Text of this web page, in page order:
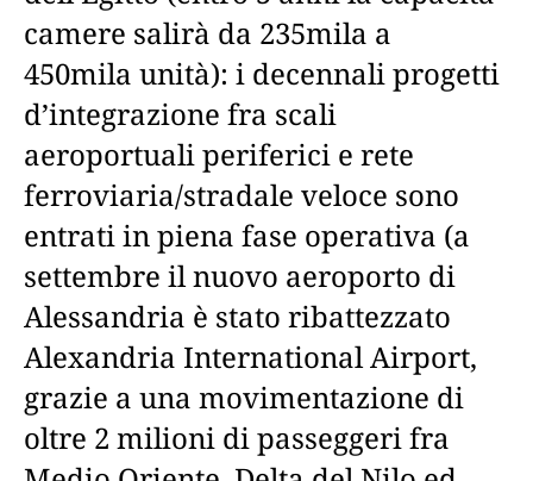
camere salirà da 235mila a
450mila unità): i decennali progetti
d’integrazione fra scali
aeroportuali periferici e rete
ferroviaria/stradale veloce sono
entrati in piena fase operativa (a
settembre il nuovo aeroporto di
Alessandria è stato ribattezzato
Alexandria International Airport,
grazie a una movimentazione di
oltre 2 milioni di passeggeri fra